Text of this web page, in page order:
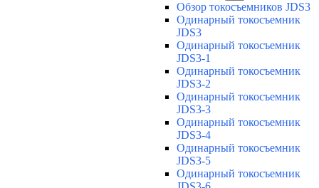
Обзор токосъемников JDS3
Одинарный токосъемник
JDS3
Одинарный токосъемник
JDS3-1
Одинарный токосъемник
JDS3-2
Одинарный токосъемник
JDS3-3
Одинарный токосъемник
JDS3-4
Одинарный токосъемник
JDS3-5
Одинарный токосъемник